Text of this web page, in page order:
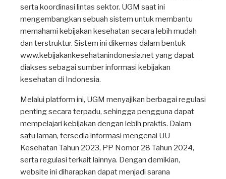
serta koordinasi lintas sektor. UGM saat ini
mengembangkan sebuah sistem untuk membantu
memahami kebijakan kesehatan secara lebih mudah
dan terstruktur. Sistem ini dikemas dalam bentuk
www.kebijakankesehatanindonesia.net yang dapat
diakses sebagai sumber informasi kebijakan
kesehatan di Indonesia.
Melalui platform ini, UGM menyajikan berbagai regulasi
penting secara terpadu, sehingga pengguna dapat
mempelajari kebijakan dengan lebih praktis. Dalam
satu laman, tersedia informasi mengenai UU
Kesehatan Tahun 2023, PP Nomor 28 Tahun 2024,
serta regulasi terkait lainnya. Dengan demikian,
website ini diharapkan dapat menjadi sarana